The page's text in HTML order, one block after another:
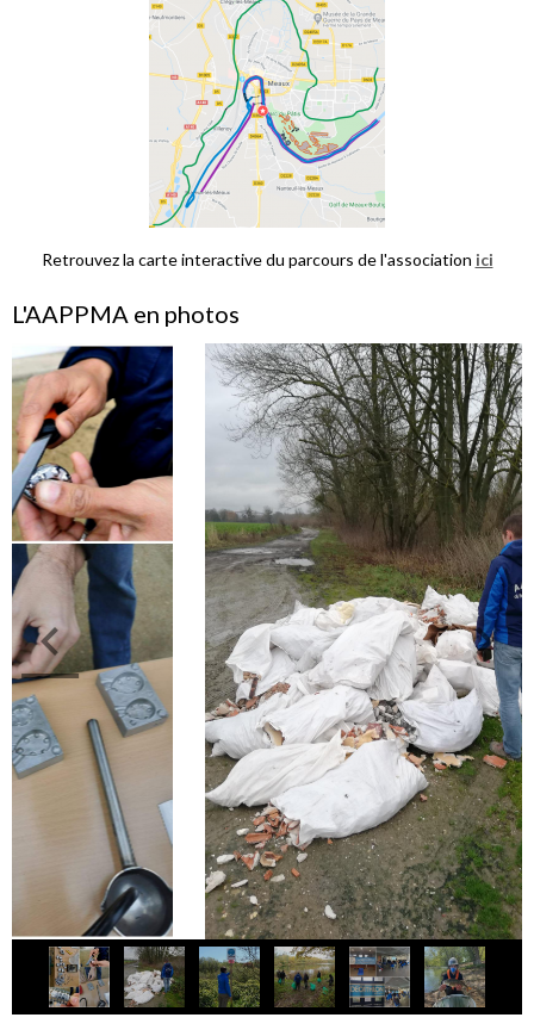
Retrouvez la carte interactive du parcours de l'association ici
L'AAPPMA en photos